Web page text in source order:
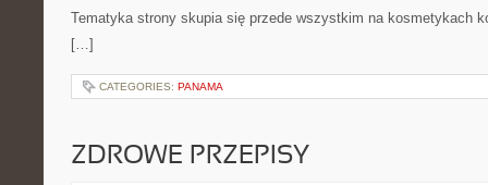
Tematyka strony skupia się przede wszystkim na kosmetykach
[…]
CATEGORIES: PANAMA
ZDROWE PRZEPISY